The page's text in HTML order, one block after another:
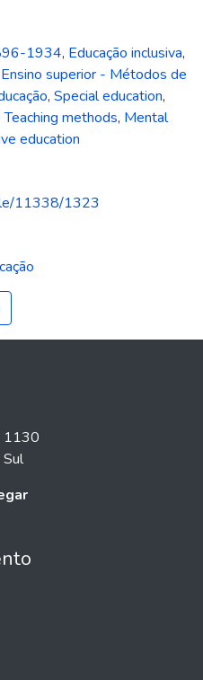
1934, Educação inclusiva,
Ensino superior - Métodos de
, Special education,
methods, Mental
education
11338/1323
1130